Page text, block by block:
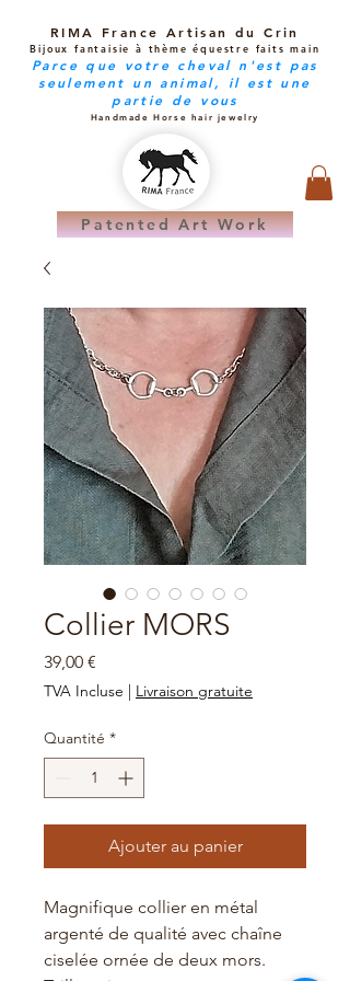
RIMA France Artisan du Crin
Bijoux fantaisie à thème équestre faits main
Parce que votre cheval n'est pas
seulement un animal, il est une
partie de vous
Handmade Horse hair jewelry
Patented Art Work
Collier MORS
39,00 €
TVA Incluse | Livraison gratuite
Quantité *
Ajouter au panier
Magnifique collier en métal
argenté de qualité avec chaîne
ciselée ornée de deux mors.